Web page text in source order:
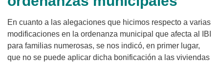
En cuanto a las alegaciones que hicimos respecto a varias
modificaciones en la ordenanza municipal que afecta al IBI
para familias numerosas, se nos indicó, en primer lugar,
que no se puede aplicar dicha bonificación a las viviendas